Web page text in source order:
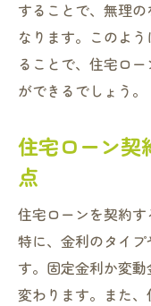
することで、無理
なります。このよ
ることで、住宅ロ
ができるでしょう。
住宅ローン契
点
住宅ローンを契約す
特に、金利のタイ
す。固定金利か変
変わります。また